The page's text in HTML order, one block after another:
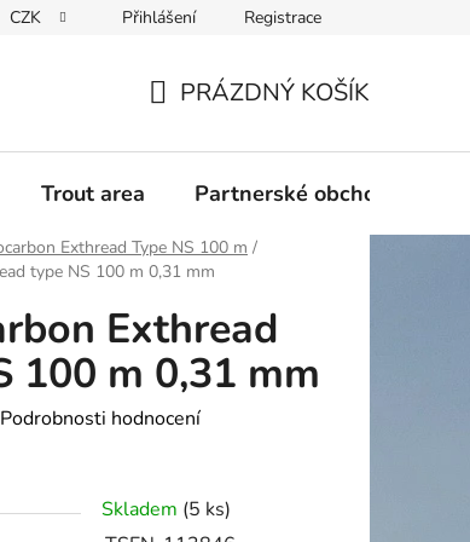
CZK Přihlášení Registrace
KOŠÍK
PRÁZDNÝ KOŠÍK
Trout area Partnerské obchody
Exthread Type NS 100 m /
type NS 100 m 0,31 mm
Exthread
100 m 0,31 mm
Podrobnosti hodnocení
Skladem (5 ks)